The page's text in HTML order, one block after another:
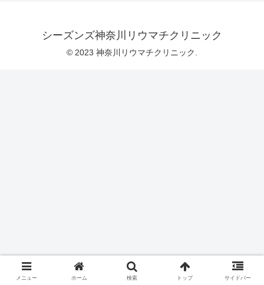
シーズンズ神奈川リウマチクリニック
© 2023 神奈川リウマチクリニック.
メニュー ホーム 検索 トップ サイドバー